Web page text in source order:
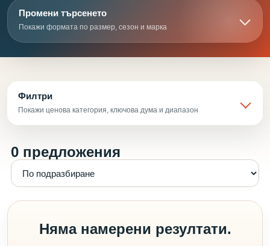
Промени търсенето
Покажи формата по размер, сезон и марка
Филтри
Покажи ценова категория, ключова дума и диапазон
0 предложения
Няма намерени резултати.